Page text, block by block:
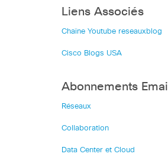
Liens Associés
Chaîne Youtube reseauxblog
Cisco Blogs USA
Abonnements Email
Réseaux
Collaboration
Data Center et Cloud